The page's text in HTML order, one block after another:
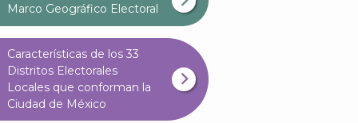
Marco Geográfico Electoral
Características de los 33
Distritos Electorales
Locales que conforman la
Ciudad de México